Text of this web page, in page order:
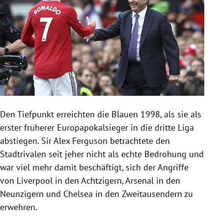
Den Tief­punkt erreichten die Blauen 1998, als sie als
erster früherer Europapokalsieger in die dritte Liga
abstiegen. Sir Alex Ferguson betrachtete den
Stadtrivalen seit jeher nicht als echte Bedrohung und
war viel mehr damit beschäftigt, sich der Angriffe
von Liverpool in den Achtzigern, Arsenal in den
Neunzigern und Chelsea in den Zweitausendern zu
erwehren.